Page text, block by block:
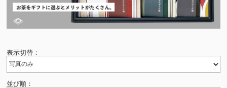
表示切替：
並び順：